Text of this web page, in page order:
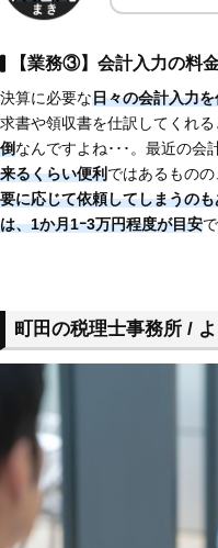
【業務③】会計入力の料
決算に必要な日々の会計入力
求書や領収書を仕訳してくれる
倒なんですよね･･･。最近の会
来るくらい便利ではあるものの
要に応じて依頼してしまうのも
は、1か月1ｰ3万円程度が目安
町田の税理士事務所 /